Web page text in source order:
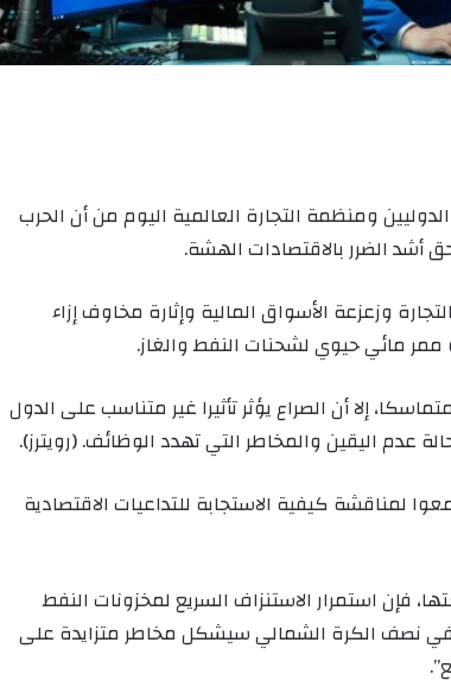
​ومنظمة التجارة العالمية اليوم من أن ‌الحرب
أشد الضرر بالاقتصادات الهشة.
وزعزعة الأسواق ​المالية وإثارة مخاوف إزاء
ممر ​مائي حيوي لشحنات النفط والغاز.
إلا أن الصراع يؤثر تأثيرا غير متناسب على الدول
عدم ​اليقين والمخاطر التي تهدد الوظائف. (رويترز).
لمناقشة كيفية الاستجابة للتداعيات الاقتصادية
فإن استمرار الاستنزاف السريع لمخزونات النفط
​نصف الكرة الشمالي سيشكل مخاطر متزايدة على